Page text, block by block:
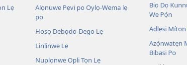
Lẹ
Alọnuwe Pẹvi po Oylọ-Wema lẹ
po
Hosọ Debọdo-Dego Lẹ
Linlinwe Lẹ
Nuplọnwe Opli Tọn Lẹ
Biọ Dọ
We Pọ́n
Adlẹsi Mítọn
Azọ́nwatẹn
Bibasi Po